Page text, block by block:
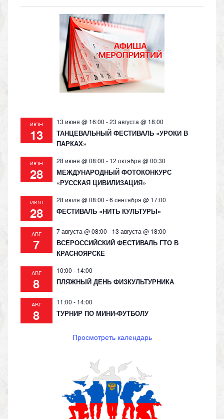
o
kl
as
s
ni
ki
gr
a
m
s
A
p
p
y
Li
n
k
ИЮН
13
13 июня @ 16:00 -23 августа @ 18:00
ТАНЦЕВАЛЬНЫЙ ФЕСТИВАЛЬ «УРОКИ В
ПАРКАХ»
ИЮН
28
28 июня @ 08:00 - 12 октября @ 00:30
МЕЖДУНАРОДНЫЙ ФОТОКОНКУРС
«РУССКАЯ ЦИВИЛИЗАЦИЯ»
ИЮЛ
28
28 июля @ 08:00 -6 сентября @ 17:00
ФЕСТИВАЛЬ «НИТЬ КУЛЬТУРЫ»
АВГ
7
7 августа @ 08:00 - 13 августа @ 18:00
ВСЕРОССИЙСКИЙ ФЕСТИВАЛЬ ГТО В
КРАСНОЯРСКЕ
АВГ
8
10:00 - 14:00
ПЛЯЖНЫЙ ДЕНЬ ФИЗКУЛЬТУРНИКА
АВГ
8
11:00 - 14:00
ТУРНИР ПО МИНИ-ФУТБОЛУ
Просмотреть календарь